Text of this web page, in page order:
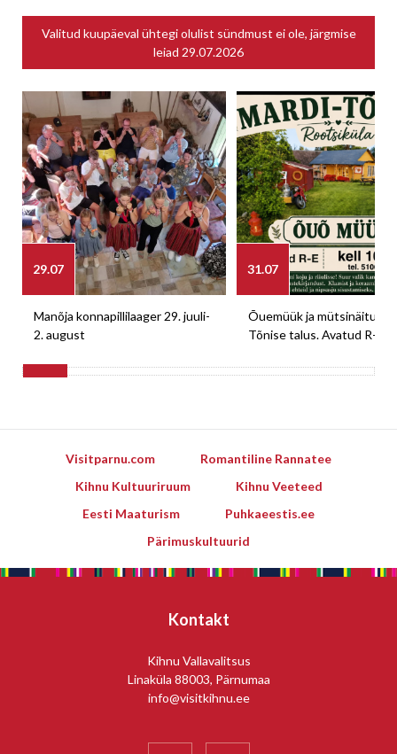
Valitud kuupäeval ühtegi olulist sündmust ei ole, järgmise
leiad 29.07.2026
29.07
Manõja konnapillilaager 29. juuli-
2. august
31.07
Õuemüük ja mütsinäitus
Tõnise talus. Avatud R-E
Visitparnu.com
Romantiline Rannatee
Kihnu Kultuuriruum
Kihnu Veeteed
Eesti Maaturism
Puhkaeestis.ee
Pärimuskultuurid
Kontakt
Kihnu Vallavalitsus
Linaküla 88003, Pärnumaa
info@visitkihnu.ee